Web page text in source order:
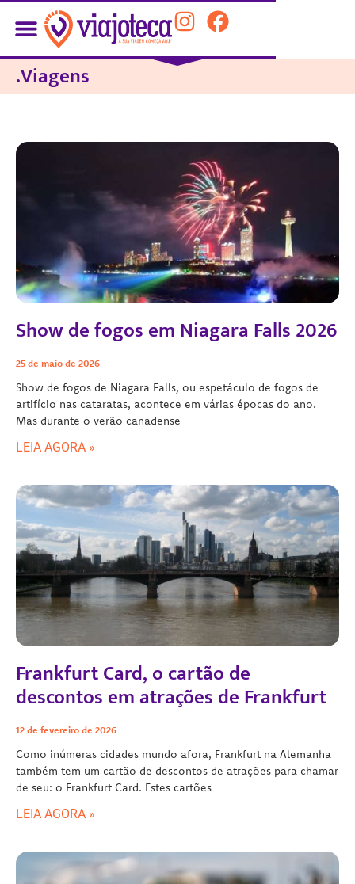
.Viagens
Show de fogos em Niagara Falls 2026
25 de maio de 2026
Show de fogos de Niagara Falls, ou espetáculo de fogos de
artifício nas cataratas, acontece em várias épocas do ano.
Mas durante o verão canadense
LEIA AGORA »
Frankfurt Card, o cartão de
descontos em atrações de Frankfurt
12 de fevereiro de 2026
Como inúmeras cidades mundo afora, Frankfurt na Alemanha
também tem um cartão de descontos de atrações para chamar
de seu: o Frankfurt Card. Estes cartões
LEIA AGORA »